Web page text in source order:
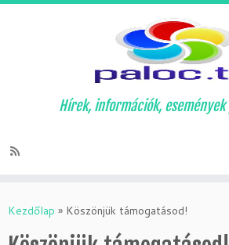
to
Hírek, információk,
Kezdőlap » Köszönjük támogatásod!